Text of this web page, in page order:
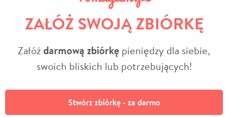
ZAŁÓŻ SWOJĄ ZBIÓRKĘ
Załóżdarmową zbiórkę pieniędzy dla siebie,
swoich bliskich lub potrzebujących!
Stwórz zbiórkę - za darmo